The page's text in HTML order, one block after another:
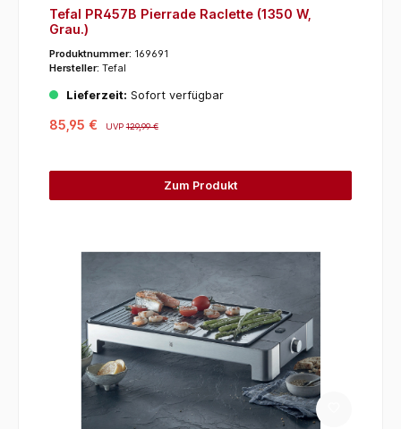
Tefal PR457B Pierrade Raclette (1350 W,
Grau.)
Produktnummer: 169691
Hersteller: Tefal
Lieferzeit: Sofort verfügbar
85,95 € UVP129,99 €
Zum Produkt